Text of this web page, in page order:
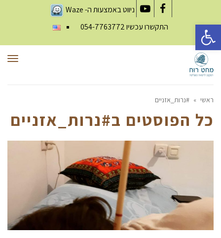
Facebook
YouTube
ניווט באמצעות ה-Waze
התקשרו עכשיו054-7763772
ראשי » #נרות_אזניים
כל הפוסטים ב#נרות_אזניים
פתח סרגל נגישות